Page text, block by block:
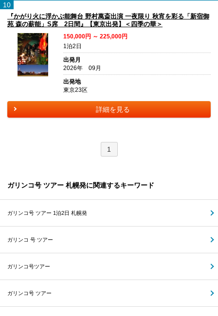
10
『かがり火に浮かぶ能舞台 野村萬斎出演 一夜限り 秋宵を彩る「新宿御
苑 森の薪能」S席 2日間』【東京出発】＜四季の華＞
150,000円 ～ 225,000円
1泊2日
出発月
2026年 09月
出発地
東京23区
詳細を見る
1
ガリンコ号 ツアー 札幌発に関連するキーワード
ガリンコ号 ツアー 1泊2日 札幌発
ガリンコ 号 ツアー
ガリンコ号ツアー
ガリンコ号 ツアー